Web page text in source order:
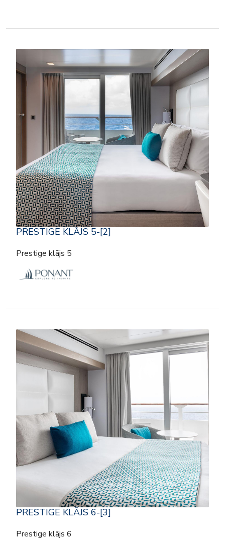
PRESTIGE KLĀJS 5-[2]
Prestige klājs 5
PRESTIGE KLĀJS 6-[3]
Prestige klājs 6